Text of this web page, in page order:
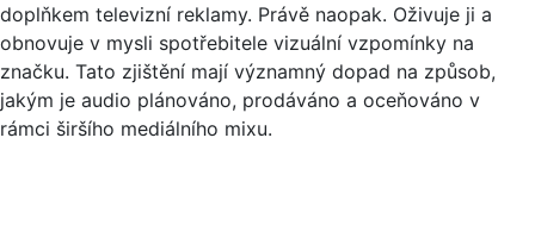
doplňkem televizní reklamy. Právě naopak. Oživuje ji a
obnovuje v mysli spotřebitele vizuální vzpomínky na
značku. Tato zjištění mají významný dopad na způsob,
jakým je audio plánováno, prodáváno a oceňováno v
rámci širšího mediálního mixu.